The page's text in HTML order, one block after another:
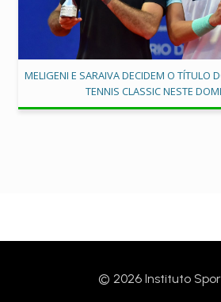
MELIGENI E SARAIVA DECIDEM O TÍTULO
TENNIS CLASSIC NESTE
© 2026 Instituto